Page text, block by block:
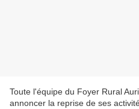
Toute l'équipe du Foyer Rural
annoncer la reprise de ses